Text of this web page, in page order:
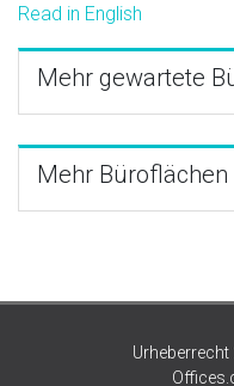
Read in English
Mehr gewartete
Mehr Büroflächen